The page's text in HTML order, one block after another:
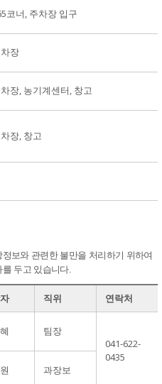
코너, 주차장 입구
장
장, 농기계센터, 창고
장, 창고
보와 관련한 불만을 처리하기 위하여
두고 있습니다.
직위 연락처
팀장
041-622-
0435
과장보